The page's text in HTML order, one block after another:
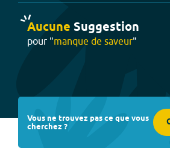
Aucune Suggestion
pour "manque de saveur"
Vous ne trouvez pas ce que vous
cherchez ?